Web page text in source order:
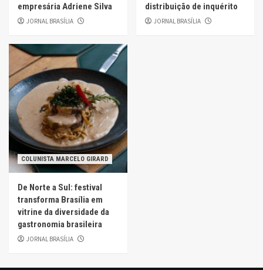
empresária Adriene Silva
JORNAL BRASÍLIA
distribuição de inquérito
JORNAL BRASÍLIA
COLUNISTA MARCELO GIRARD
De Norte a Sul: festival
transforma Brasília em
vitrine da diversidade da
gastronomia brasileira
JORNAL BRASÍLIA